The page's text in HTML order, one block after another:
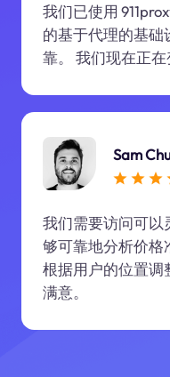
我们已使用
的基于代理的基
靠。 我们现在正在
Sam
我们需要访问可以
够可靠地分析价格
根据用户的位置调
满意。